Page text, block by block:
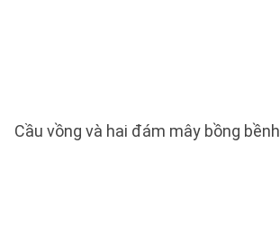
Cầu vồng và hai đám mây bồng bềnh